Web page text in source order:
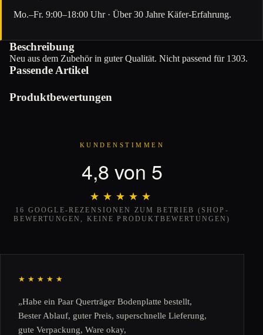
Mo.–Fr. 9:00–18:00 Uhr · Über 30 Jahre Käfer-Erfahrung.
Beschreibung
Neu aus dem Zubehör in guter Qualität. Nicht passend für 1303.
Passende Artikel
Produktbewertungen
KUNDENSTIMMEN
4,8 von 5
★★★★★
★★★★★
16 GOOGLE-REZENSIONEN ZUM BETRIEB (SHOP-
BEWERTUNGEN, KEINE PRODUKTBEWERTUNGEN)
★★★★★
„Habe ein Paar Querträger Bodenplatte bestellt,
Bester Ablauf, guter Preis, superschnelle Lieferung,
gute Verpackung, Ware okay,